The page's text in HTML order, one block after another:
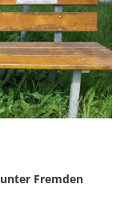
Fremden